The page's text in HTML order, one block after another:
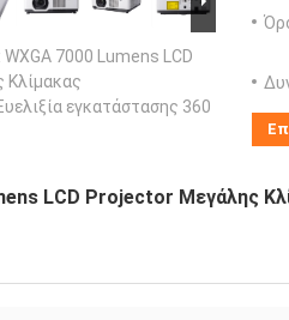
WXGA 7000 Lumens LCD
Κλίμακας
εγκατάστασης 360
LCD Projector Μεγάλης